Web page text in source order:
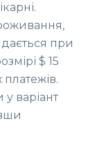
при
$ 15
варіант